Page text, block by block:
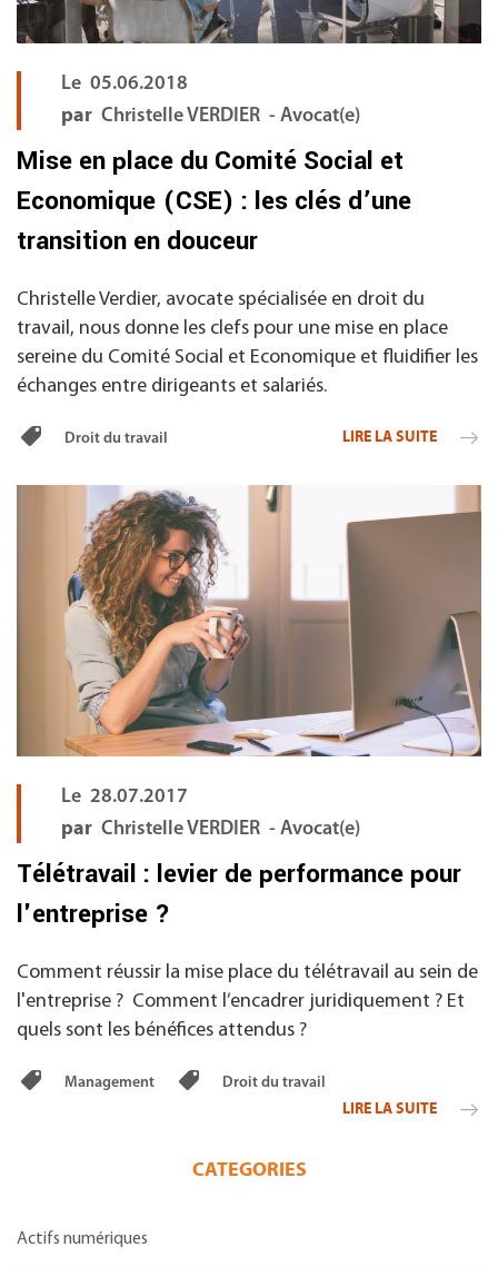
Le 05.06.2018
par Christelle VERDIER - Avocat(e)
Mise en place du Comité Social et
Economique (CSE) : les clés d’une
transition en douceur
Christelle Verdier, avocate spécialisée en droit du
travail, nous donne les clefs pour une mise en place
sereine du Comité Social et Economique et fluidifier les
échanges entre dirigeants et salariés.
Droit du travail LIRE LA SUITE
Le 28.07.2017
par Christelle VERDIER - Avocat(e)
Télétravail : levier de performance pour
l'entreprise ?
Comment réussir la mise place du télétravail au sein de
l'entreprise ? Comment l’encadrer juridiquement ? Et
quels sont les bénéfices attendus ?
Management Droit du travail
LIRE LA SUITE
CATEGORIES
Actifs numériques